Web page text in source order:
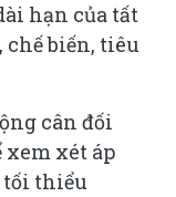
hạn của tất
chế biến, tiêu
cân đối
xét áp
tối thiểu